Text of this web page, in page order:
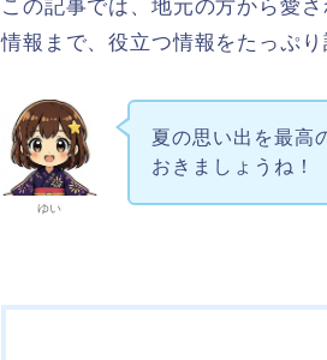
この記事では、地元の方から愛
情報まで、役立つ情報をたっぷり
ゆい
夏の思い出を最高
おきましょうね！